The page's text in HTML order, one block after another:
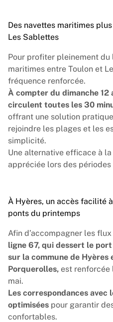
Des navettes maritimes
Les Sablettes
Pour profiter pleinement
maritimes entre Toulon et
fréquence renforcée.
À compter du dimanche 12
circulent toutes les 30
offrant une solution
rejoindre les plages et les
simplicité.
Une alternative efficace à
appréciée lors des
À Hyères, un accès facilité
ponts du printemps
Afin d’accompagner les
ligne 67, qui dessert le
sur la commune de Hyères
Porquerolles, est renforcée
mai.
Les correspondances avec
optimisées pour garantir
confortables.